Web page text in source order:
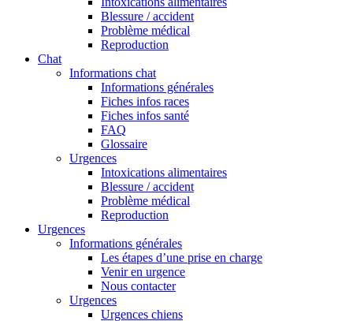
Blessure / accident
Problème médical
Reproduction
Chat
Informations chat
Informations générales
Fiches infos races
Fiches infos santé
FAQ
Glossaire
Urgences
Intoxications alimentaires
Blessure / accident
Problème médical
Reproduction
Urgences
Informations générales
Les étapes d’une prise en charge
Venir en urgence
Nous contacter
Urgences
Urgences chiens